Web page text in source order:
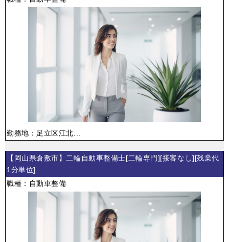
勤務地：足立区江北...
【岡山県倉敷市】二輪自動車整備士[二輪専門][接客なし][残業代
1分単位]
職種：自動車整備